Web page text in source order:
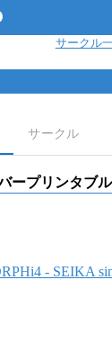
サークル
サークル
ープリンタブル
- SEIKA